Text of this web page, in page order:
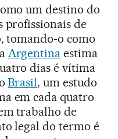
um destino do
profissionais de
tomando-o como
Argentina estima
dias é vítima
Brasil, um estudo
em cada quatro
trabalho de
legal do termo é